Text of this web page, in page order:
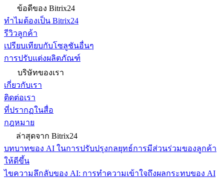
ข้อดีของ Bitrix24
ทำไมต้องเป็น Bitrix24
รีวิวลูกค้า
เปรียบเทียบกับโซลูชันอื่นๆ
การปรับแต่งผลิตภัณฑ์
บริษัทของเรา
เกี่ยวกับเรา
ติดต่อเรา
ที่ปรากฏในสื่อ
กฎหมาย
ล่าสุดจาก Bitrix24
บทบาทของ AI ในการปรับปรุงกลยุทธ์การมีส่วนร่วมของลูกค้า
ให้ดีขึ้น
ไขความลึกลับของ AI: การทำความเข้าใจถึงผลกระทบของ AI